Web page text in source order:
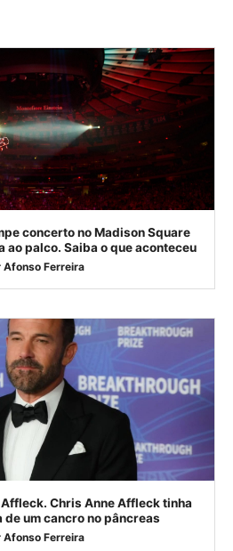
concerto no Madison Square
ao palco. Saiba o que aconteceu
Afonso Ferreira
Affleck. Chris Anne Affleck tinha
de um cancro no pâncreas
Afonso Ferreira